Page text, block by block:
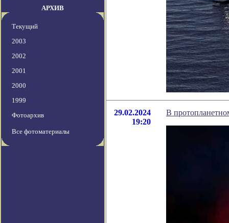
АРХИВ
Текущий
2003
2002
2001
2000
1999
Фотоархив
Все фотоматериалы
29.02.2024
19:20
В